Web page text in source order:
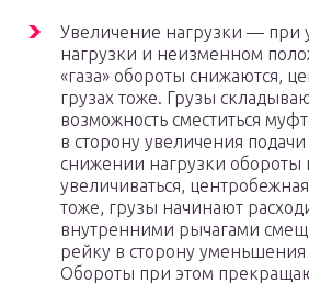
Увеличение нагрузки — при
нагрузки и неизменном
«газа» обороты снижаются,
грузах тоже. Грузы
возможность сместиться
в сторону увеличения
снижении нагрузки обороты
увеличиваться,
тоже, грузы начинают
внутренними рычагами
рейку в сторону уменьшения
Обороты при этом